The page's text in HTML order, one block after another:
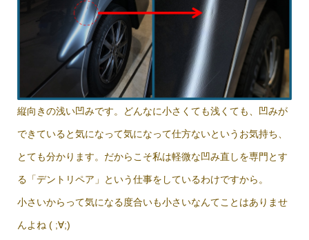
縦向きの浅い凹みです。どんなに小さくても浅くても、凹みが
できていると気になって気になって仕方ないというお気持ち、
とても分かります。だからこそ私は軽微な凹み直しを専門とす
る「デントリペア」という仕事をしているわけですから。
小さいからって気になる度合いも小さいなんてことはありませ
んよね ( ;∀;)